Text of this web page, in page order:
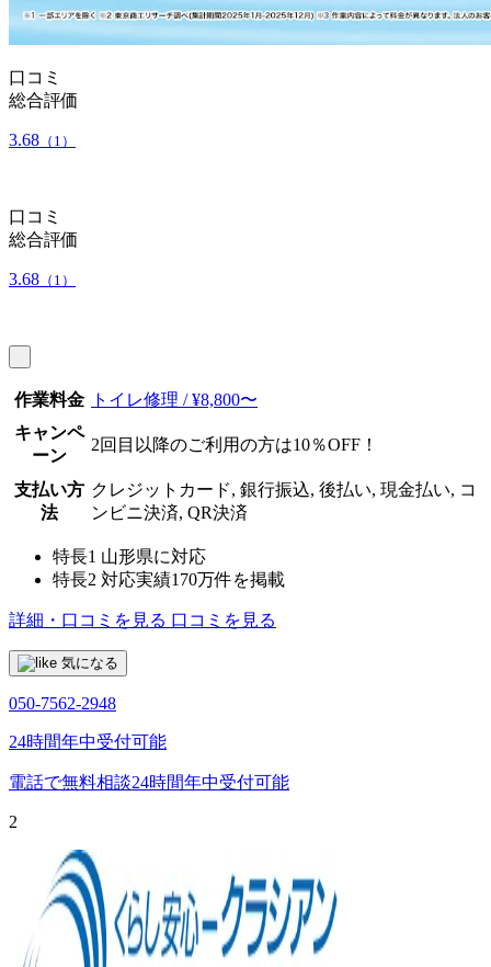
口コミ
総合評価
3.68 （1）
口コミ
総合評価
3.68 （1）
作業料金
トイレ修理 / ¥8,800〜
キャンペ
ーン
2回目以降のご利用の方は10％OFF！
支払い方
法
クレジットカード, 銀行振込, 後払い, 現金払い, コ
ンビニ決済, QR決済
特長1 山形県に対応
特長2 対応実績170万件を掲載
詳細・口コミを見る 口コミを見る
気になる
050-7562-2948
24時間年中受付可能
電話で無料相談24時間年中受付可能
2